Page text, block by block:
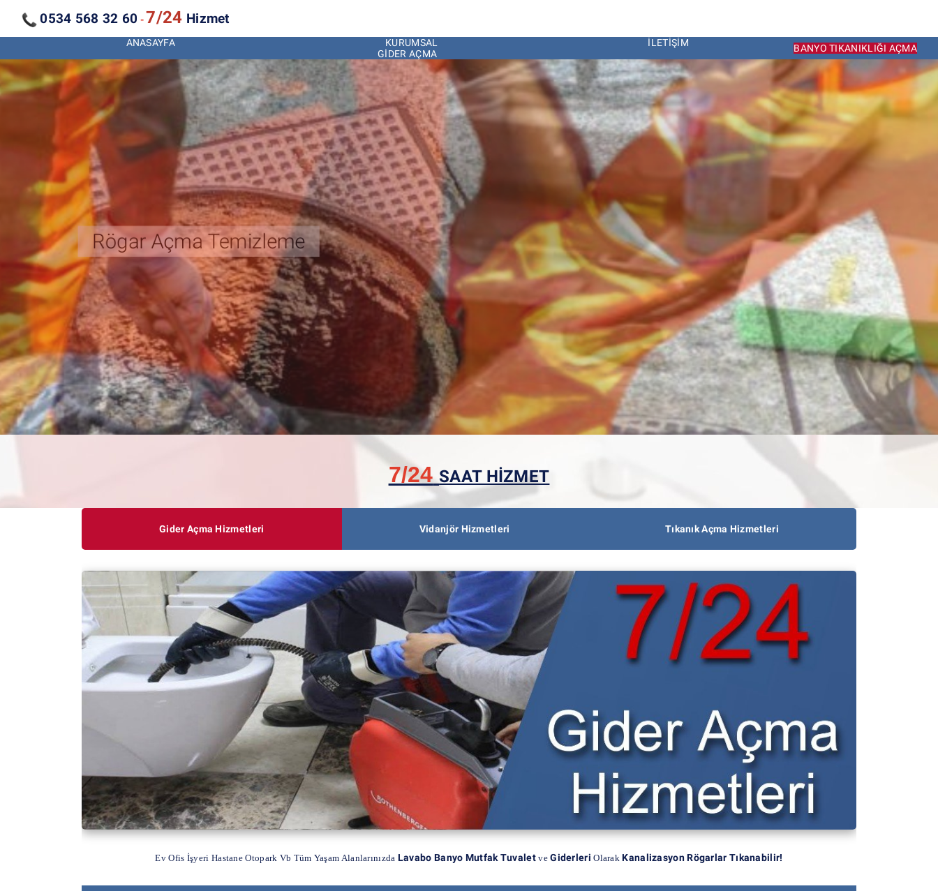
0534 568 32 60 - 7/24 Hizmet
ANASAYFA KURUMSAL
İLETIŞIM
GIDER AÇMA
BANYO TIKANIKLIĞI AÇMA
Kanal Açma Temizleme
7/24 SAAT HİZMET
Gider Açma Hizmetleri Vidanjör Hizmetleri Tıkanık Açma Hizmetleri
Ev Ofis İşyeri Hastane Otopark Vb Tüm Yaşam Alanlarınızda Lavabo Banyo Mutfak Tuvalet veGiderleri OlarakKanalizasyon Rögarlar Tıkanabilir!